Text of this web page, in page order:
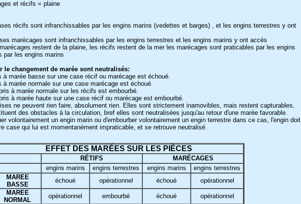
et récifs = plaine
récifs sont infranchissables par les engins marins (vedettes et barges) , et les engins terrestres y ont
marécages sont infranchissables par les engins terrestres et les engins marins y ont accès
restent de la plaine, les récifs restent de la mer les marécages sont praticables par les engins
par les engins marins
le changement de marée sont neutralisés:
à marée basse sur une case récif ou marécage est échoué.
à marée normale sur une case marécage est échoué.
à marée normale sur les récifs est embourbé.
à marée haute sur une case récif ou marécage est embourbé.
ne peuvent rien faire, absolument rien. Elles sont strictement inamovibles, mais restent capturables,
des obstacles à la circulation, bref elles sont neutralisées jusqu'au retour d'une marée favorable.
volontairement un engin marin ou d'embourber volontairement un engin terrestre dans ce cas, l'engin doit
case qui lui est momentanément impraticable, et se retrouve neutralisé.
EFFET DES MARÉES SUR LES PIÈCES
RÉTIFS
MARÉCAGES
engins marins
engins terrestres engins marins
engins terrestres
MAREE
BASSE
échoué opérationnel échoué
opérationnel
MAREE
NORMAL
opérationnel embourbé échoué
opérationnel